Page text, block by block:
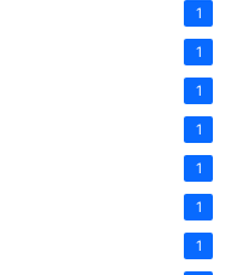
1
1
1
1
1
1
1